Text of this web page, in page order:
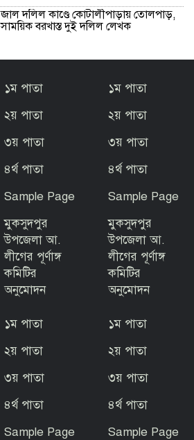
জাল দলিল কাণ্ডে কোটালীপাড়ায় তোলপাড়,
সাময়িক বরখাস্ত দুই দলিল লেখক
পালিত
গোপালগঞ্জে বসতঘরে ট্রাক উল্টে অন্তঃসত্ত্বা
রাজবাড়ীর পাংশায় সাংবাদিককে মারধরের
ঘটনায় একজন গ্রেপ্তার
জুলাই গণঅভ্যুত্থান দিবস উপলক্ষে টুঙ্গিপাড়ায়
রচনা, আবৃত্তি ও চিত্রাঙ্কন প্রতিযোগিতা
বঙ্গবন্ধুর সমাধিসৌধ এলাকায় কড়া নজরদারি
জুলাই গণঅভ্যুত্থান ফ্যাসিবাদবিরোধী দীর্ঘ
আন্দোলনের পরিণতি: এমপি ইলিয়াস মোল্লা
১ম পাতা
২য় পাতা
৩য় পাতা
৪র্থ পাতা
Sample Page
মুকসুদপুর
উপজেলা আ.
লীগের পূর্ণাঙ্গ
কমিটির
অনুমোদন
১ম পাতা
২য় পাতা
৩য় পাতা
৪র্থ পাতা
Sample Page
মুকসুদপুর
উপজেলা আ.
লীগের পূর্ণাঙ্গ
কমিটির
অনুমোদন
১ম পাতা
২য় পাতা
৩য় পাতা
৪র্থ পাতা
Sample Page
১ম পাতা
২য় পাতা
৩য় পাতা
৪র্থ পাতা
Sample Page